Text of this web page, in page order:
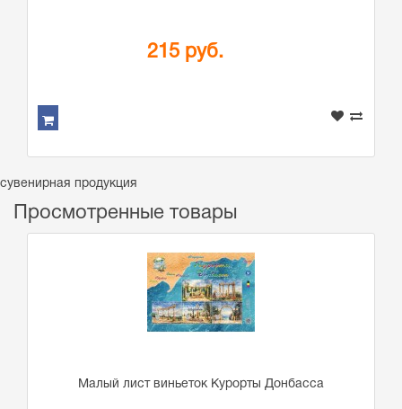
215 руб.
сувенирная продукция
Просмотренные товары
Малый лист виньеток Курорты Донбасса